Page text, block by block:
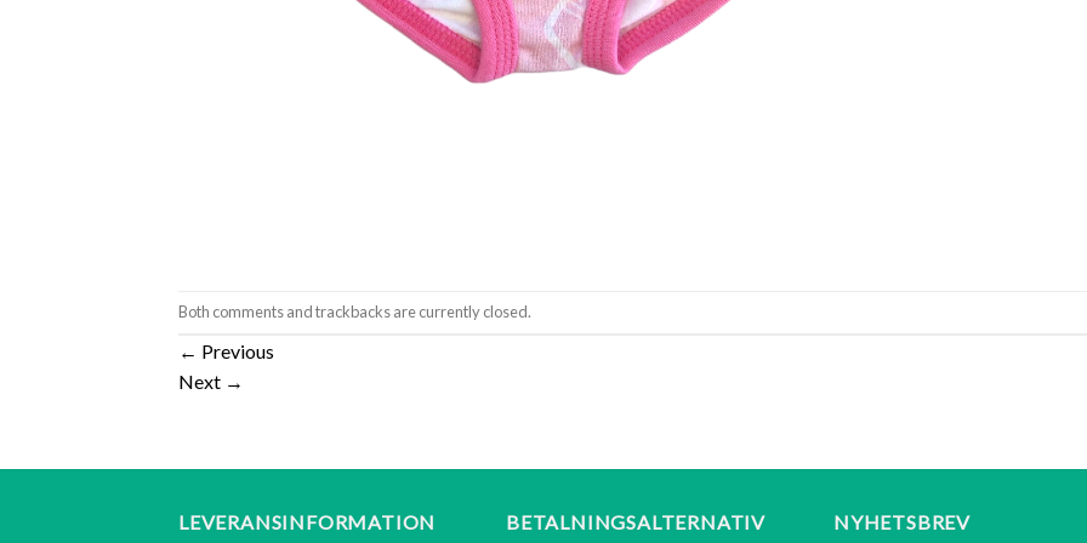
Both comments and trackbacks are currently closed.
← Previous
Next →
LEVERANSINFORMATION BETALNINGSALTERNATIV NYHETSBREV